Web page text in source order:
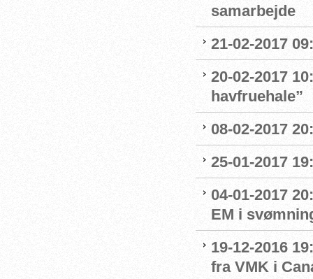
samarbejde
21-02-2017
20-02-2017
havfruehale”
08-02-2017
25-01-2017
04-01-2017
EM i
19-12-2016
fra VMK i